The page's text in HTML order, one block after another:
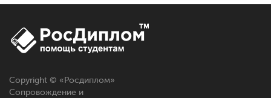
Copyright © « Росдиплом»
Сопровождение и